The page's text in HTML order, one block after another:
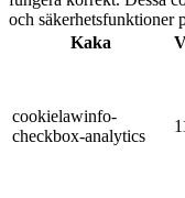
och säkerhetsfunktioner
Kaka
cookielawinfo-
checkbox-analytics